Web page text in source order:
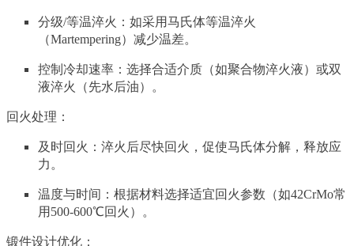
分级/等温淬火：如采用马氏体等温淬火
（Martempering）减少温差。
控制冷却速率：选择合适介质（如聚合物淬火液）或双
液淬火（先水后油）。
回火处理：
及时回火：淬火后尽快回火，促使马氏体分解，释放应
力。
温度与时间：根据材料选择适宜回火参数（如42CrMo常
用500-600℃回火）。
锻件设计优化：